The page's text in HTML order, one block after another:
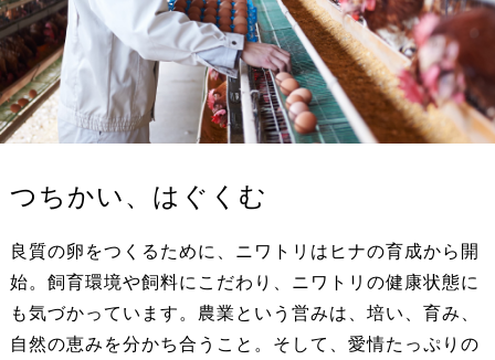
つちかい、はぐくむ
良質の卵をつくるために、ニワトリはヒナの育成から開
始。飼育環境や飼料にこだわり、ニワトリの健康状態に
も気づかっています。農業という営みは、培い、育み、
自然の恵みを分かち合うこと。そして、愛情たっぷりの